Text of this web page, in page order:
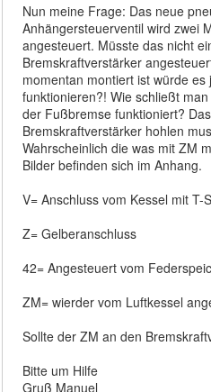
Nun meine Frage: Das neue
Anhängersteuerventil wird zwei
angesteuert. Müsste das nicht
Bremskraftverstärker
momentan montiert ist würde
funktionieren?! Wie schließt
der Fußbremse funktioniert?
Bremskraftverstärker hohlen
Wahrscheinlich die was mit ZM
Bilder befinden sich im Anhang.
V= Anschluss vom Kessel mit
Z= Gelberanschluss
42= Angesteuert vom
ZM= wierder vom Luftkessel
Sollte der ZM an den
Bitte um Hilfe
Gruß Manuel